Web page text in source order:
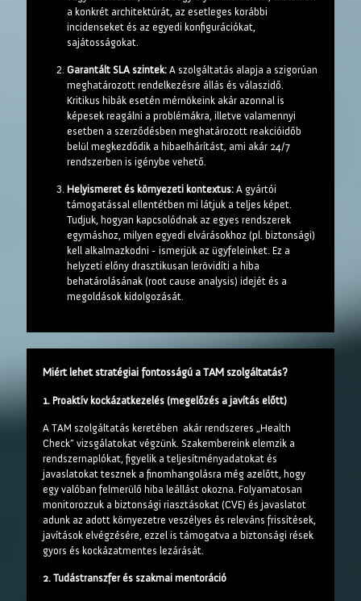
a konkrét architektúrát, az esetleges korábbi
incidenseket és az egyedi konfigurációkat,
sajátosságokat.
Garantált SLA szintek: A szolgáltatás alapja a szigorúan
meghatározott rendelkezésre állás és válaszidő.
Kritikus hibák esetén mérnökeink akár azonnal is
képesek reagálni a problémákra, illetve valamennyi
esetben a szerződésben meghatározott reakcióidőb
belül megkezdődik a hibaelhárítást, ami akár 24/7
rendszerben is igénybe vehető.
Helyismeret és környezeti kontextus: A gyártói
támogatással ellentétben mi látjuk a teljes képet.
Tudjuk, hogyan kapcsolódnak az egyes rendszerek
egymáshoz, milyen egyedi elvárásokhoz (pl. biztonsági)
kell alkalmazkodni - ismerjük az ügyfeleinket. Ez a
helyzeti előny drasztikusan lerövidíti a hiba
behatárolásának (root cause analysis) idejét és a
megoldások kidolgozását.
Miért lehet stratégiai fontosságú a TAM szolgáltatás?
1. Proaktív kockázatkezelés (megelőzés a javítás előtt)
A TAM szolgáltatás keretében akár rendszeres „Health
Check” vizsgálatokat végzünk. Szakembereink elemzik a
rendszernaplókat, figyelik a teljesítményadatokat és
javaslatokat tesznek a finomhangolásra még azelőtt, hogy
egy valóban felmerülő hiba leállást okozna. Folyamatosan
monitorozzuk a biztonsági riasztásokat (CVE) és javaslatot
adunk az adott környezetre veszélyes és releváns frissítések,
javítások elvégzésére, ezzel is támogatva a biztonsági rések
gyors és kockázatmentes lezárását.
2. Tudástranszfer és szakmai mentoráció